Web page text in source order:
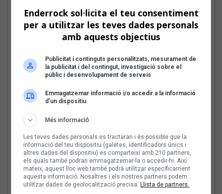
Sanjosex i The Gruixut’s
Fins a finals d'agost, repassarem diferents himnes que els
grups i artistes catalans han fet per equips de futbol d'arreu
El Sona9 d'estiu d'iCat
descobreix els
Tot a punt per la Plaça
del Folk 2026
Enderrock sol·licita el teu consentiment
per a utilitzar les teves dades personals
amb aquests objectius
Publicitat i continguts personalitzats, mesurament de
la publicitat i del contingut, investigació sobre el
públic i desenvolupament de serveis
Emmagatzemar informació i/o accedir a la informació
d’un dispositiu
Més informació
Les teves dades personals es tractaran i és possible que la
informació del teu dispositiu (galetes, identificadors únics i
altres dades del dispositiu) es comparteixi amb 210 partners,
els quals també podran emmagatzemar-la o accedir-hi. Així
mateix, aquest lloc web també podrà utilitzar específicament
aquesta informació. Nosaltres i els nostres partners podem
utilitzar dades de geolocalització precisa.Llista de partners.